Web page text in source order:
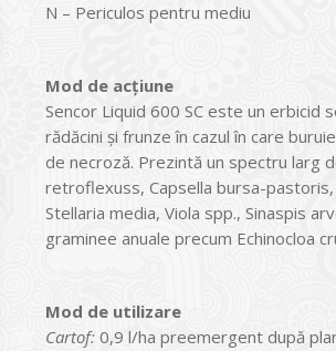
N – Periculos pentru mediu
Mod de acţiune
Sencor Liquid 600 SC este un
rădăcini şi frunze în cazul în care
de necroză. Prezintă un spectru larg
retroflexuss, Capsella bursa-
Stellaria media, Viola spp., Sinaspis
graminee anuale precum Echinocloa
Mod de utilizare
Cartof: 0,9 l/ha preemergent după